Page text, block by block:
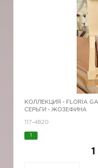
КОЛЛЕКЦИЯ - FLORIA
СЕРЬГИ - ЖОЗЕФИНА
117-4820